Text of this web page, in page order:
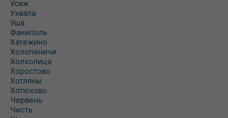
Усяж
Ухвала
Уша
Фаниполь
Хатежино
Холопеничи
Холхолица
Хоростово
Хотляны
Хотюхово
Червень
Чисть